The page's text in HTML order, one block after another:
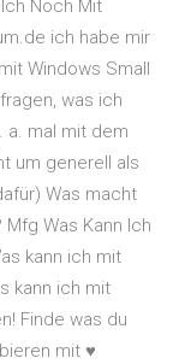
Noch Mit
ich habe mir
Windows Small
was ich
a. mal mit dem
um generell als
Was macht
Was Kann Ich
kann ich mit
kann ich mit
Finde was du
mit ♥